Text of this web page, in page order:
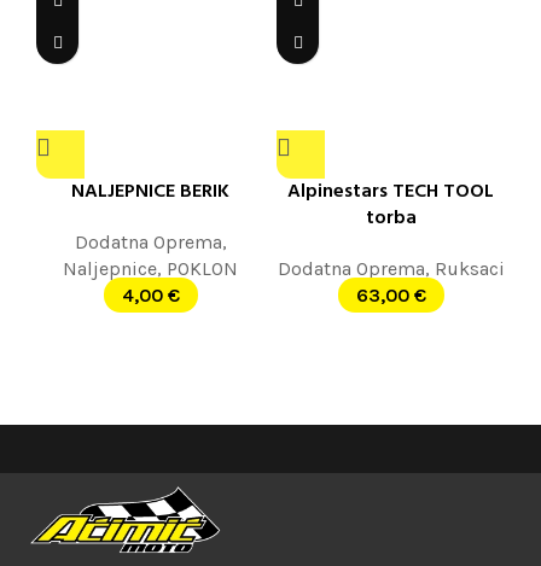
NALJEPNICE BERIK
Dodatna Oprema,
Naljepnice, POKLON
4,00 €
Alpinestars TECH TOOL
torba
Dodatna Oprema, Ruksaci
63,00 €